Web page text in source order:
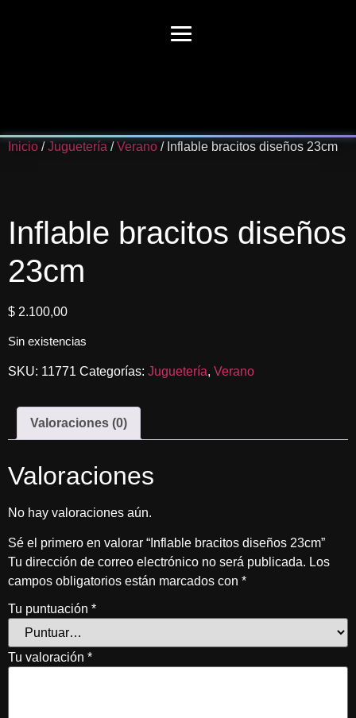
Inicio /Juguetería /Verano / Inflable bracitos diseños 23cm
Inflable bracitos diseños
23cm
$ 2.100,00
Sin existencias
SKU: 11771 Categorías: Juguetería, Verano
Valoraciones (0)
Valoraciones
No hay valoraciones aún.
Sé el primero en valorar “Inflable bracitos diseños 23cm”
Tu dirección de correo electrónico no será publicada. Los
campos obligatorios están marcados con *
Tu puntuación *
Tu valoración *